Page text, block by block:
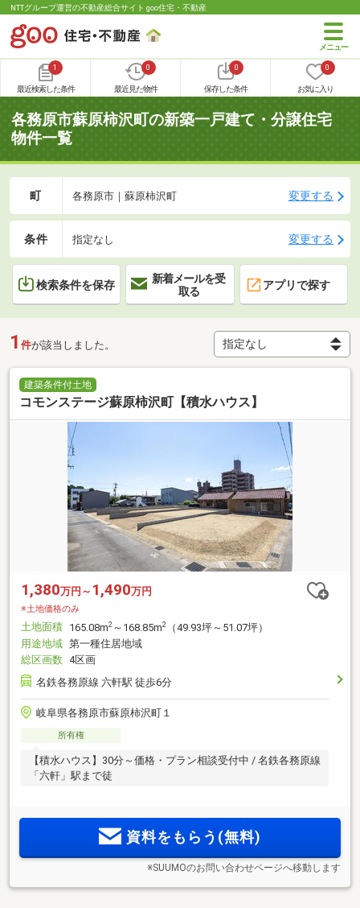
NTTグループ運営の不動産総合サイト goo住宅・不動産
1
最近検索した条件
0
最近見た物件
0
保存した条件
0
お気に入り
各務原市蘇原柿沢町の新築一戸建て・分譲住宅
物件一覧
町 各務原市｜蘇原柿沢町 変更する
条件 指定なし 変更する
検索条件を保存
新着メールを受
取る
アプリで探す
1 件が該当しました。
建築条件付土地
コモンステージ蘇原柿沢町【積水ハウス】
1,380万円～ 1,490万円
※土地価格のみ
土地面積 165.08m2 ～168.85m2
（49.93坪～51.07坪）
用途地域 第一種住居地域
総区画数 4区画
名鉄各務原線 六軒駅 徒歩6分
岐阜県各務原市蘇原柿沢町１
所有権
【積水ハウス】30分～価格・プラン相談受付中 / 名鉄各務原線
「六軒」駅まで徒
資料をもらう(無料)
※SUUMOのお問い合わせページへ移動します